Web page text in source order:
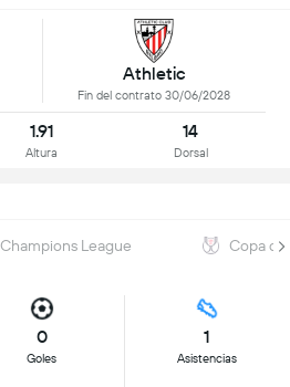
Athletic
Fin del contrato 30/06/2028
1.91
Altura
14
Dorsal
Champions League Copa
0
Goles
1
Asistencias